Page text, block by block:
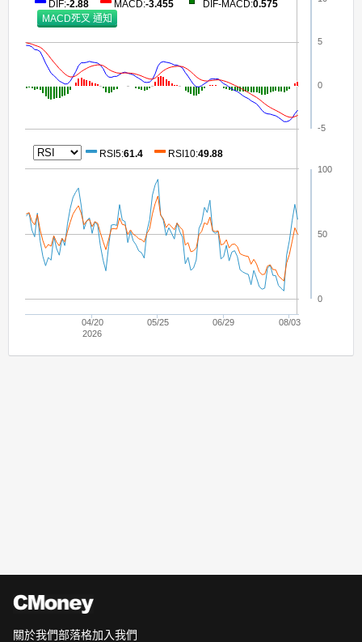
04/20
2026
05/25 06/29 08/03
-5
0
5
0
50
100
DIF:-2.88 MACD:-3.455 DIF-MACD:0.575
RSI5:61.4 RSI10:49.88
關於我們部落格加入我們